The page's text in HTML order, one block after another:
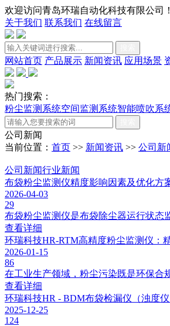
欢迎访问青岛环瑞自动化科技有限公司
关于我们 联系我们 在线留言
网站首页 产品展示 新闻资讯 应用场景
热门搜索：
粉尘监测系统空间监测系统智能喷吹系
公司新闻
当前位置： 首页 >> 新闻资讯 >> 公司新
公司新闻行业新闻
布袋粉尘监测仪精度影响因素及优化方
2026-04-03
29
布袋粉尘监测仪是布袋除尘器运行状态
查看详细
环瑞科技HR-RTM高精度粉尘监测仪：
2026-01-15
86
在工业生产领域，粉尘污染既是环保合
查看详细
环瑞科技HR - BDM布袋检漏仪（浊度
2025-12-25
124